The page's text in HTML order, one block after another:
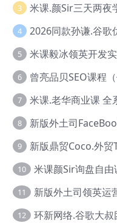
3
4
5
6
7
8
9
10
11
12